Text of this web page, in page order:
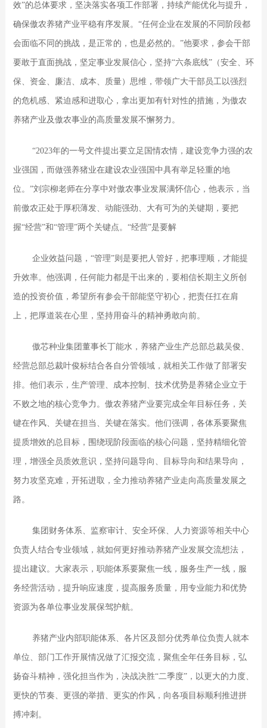
效”的总体要求，坚决落实各项工作部署，持续产能优化与提升，
确保傲农养猪产业平稳有序发展。 “任何企业在发展的不同阶段都
会面临不同的挑战，是正常的，也是必然的。”他要求，参会干部
要敢于直面挑战，坚定事业发展信心，坚持“六条底线”（安全、环
保、资金、廉洁、成本、质量）思维，带领广大干部员工以强烈
的危机感、紧迫感和进取心，拿出更加有针对性的措施，为傲农
养猪产业及傲农事业的高质量发展不懈努力。
“2023年的一号文件提出要立足国情农情，建设竞争力强的农
业强国，而做强养猪业在建设农业强国中具有举足轻重的地
位。”刘宗柳老师在分享中对傲农事业发展满怀信心，他表示，当
前傲农正处于厚积薄发、动能强劲、大有可为的关键期，要把
握“经营”和“管理”两个关键点。“经营”是要解
企业效益问题，“管理”则是要把人管好，把事理顺，才能提
升效率。 他强调，任何能力都是干出来的，要相信长期主义所创
造的投资价值，希望所有参会干部能坚守初心，把责任扛在肩
上，把厚道装在心里，坚持用奋斗的精神勇敢向前。
傲芯种业集团董事长丁能水，养猪产业生产总部总裁吴俊、
经营总部总裁叶俊标结合各自分管领域，就相关工作做了部署安
排。他们表示，生产管理、成本控制、技术优势是养猪企业立于
不败之地的核心竞争力。傲农养猪产业要完成全年目标任务，关
键在作风、关键在担当、关键在落实。他们强调，各体系要聚焦
提质增效的总目标，围绕现阶段面临的核心问题，坚持精细化管
理，增强全员质效意识，坚持问题导向、目标导向和结果导向，
努力攻坚克难，开拓进取，全力推动养猪产业走向高质量发展之
路。
集团财务体系、监察审计、安全环保、人力资源等相关中心
负责人结合专业领域，就如何更好推动养猪产业发展交流想法，
提出建议。大家表示，职能体系要聚焦一线，服务生产一线，服
务经营活动，提升响应速度，提高服务质量，用专业能力和优势
资源为各单位事业发展保驾护航。
养猪产业内部职能体系、各片区及部分优秀单位负责人就本
单位、部门工作开展情况做了汇报交流，聚焦全年任务目标，弘
扬奋斗精神，强化担当作为，决战决胜“二季度”，以更大的力度、
更快的节奏、更强的举措、更实的作风，向各项目标顺利推进拼
搏冲刺。